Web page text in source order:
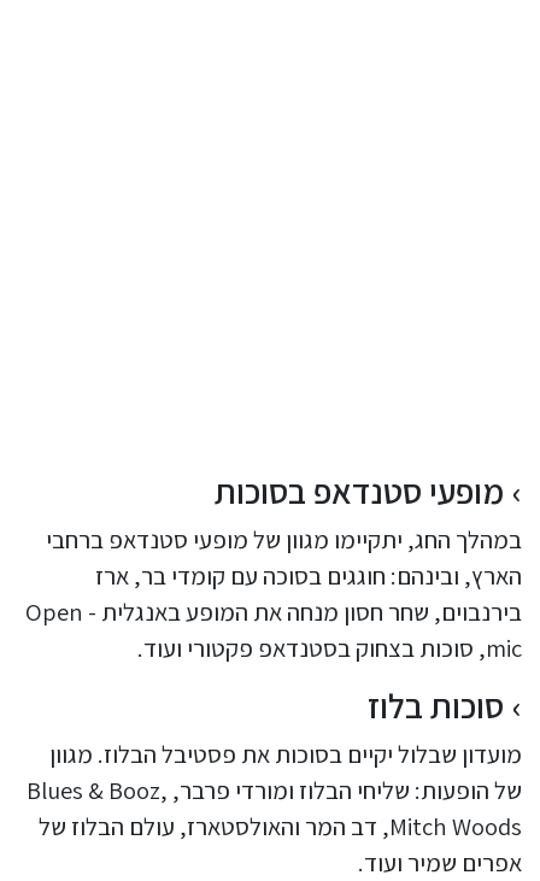
מופעי סטנדאפ בסוכות
במהלך החג, יתקיימו מגוון של מופעי סטנדאפ ברחבי
הארץ, ובינהם: חוגגים בסוכה עם קומדי בר, ארז
בירנבוים, שחר חסון מנחה את המופע באנגלית - Open
mic, סוכות בצחוק בסטנדאפ פקטורי ועוד.
סוכות בלוז
מועדון שבלול יקיים בסוכות את פסטיבל הבלוז. מגוון
של הופעות: שליחי הבלוז ומורדי פרבר, Blues & Booz,
Mitch Woods, דב המר והאולסטארז, עולם הבלוז של
אפרים שמיר ועוד.